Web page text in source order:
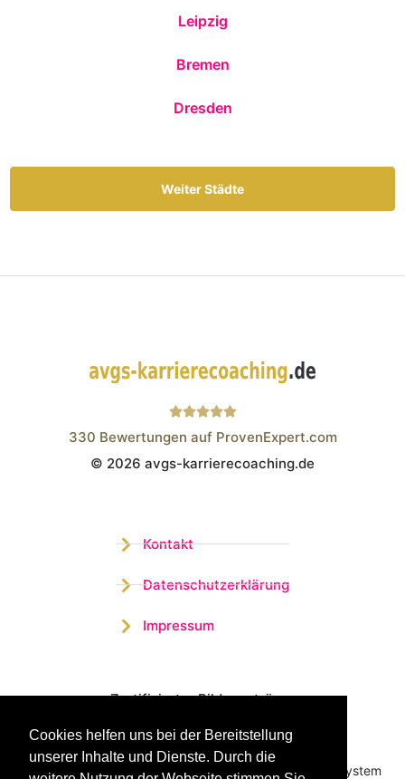
Cookies helfen uns bei der Bereitstellung
unserer Inhalte und Dienste. Durch die
Leipzig
Bremen
Dresden
Weiter Städte
Wistor GmbH
330 Bewertungen auf ProvenExpert.com
© 2026 avgs-karrierecoaching.de
Kontakt
Datenschutzerklärung
Impressum
Zertifizierter Bildungsträger
Profitieren sie jetzt von unserer über 15 jährigen
Praxiserfahrung und unserem erfolgreichen Coachingsystem